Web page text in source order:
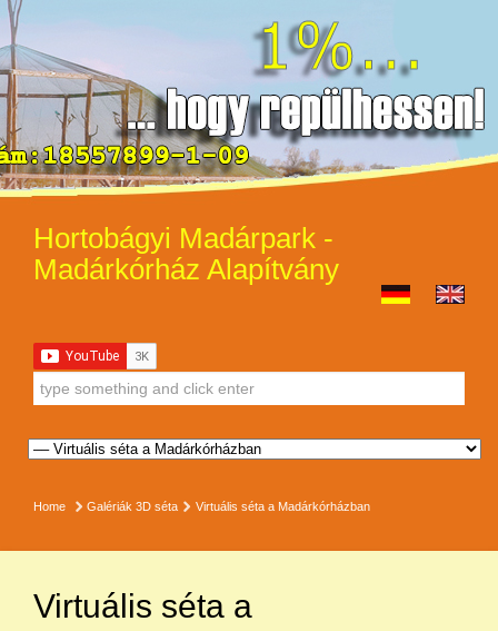
Hortobágyi Madárpark -
Madárkórház Alapítvány
Home Galériák 3D séta Virtuális séta a Madárkórházban
Virtuális séta a